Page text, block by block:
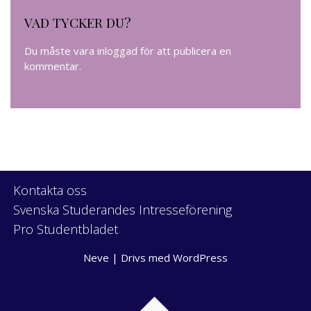
VAD TYCKER DU?
Du måste vara inloggad för att publicera en
kommentar.
Kontakta oss
Svenska Studerandes Intresseförening
Pro Studentbladet
Neve | Drivs med WordPress